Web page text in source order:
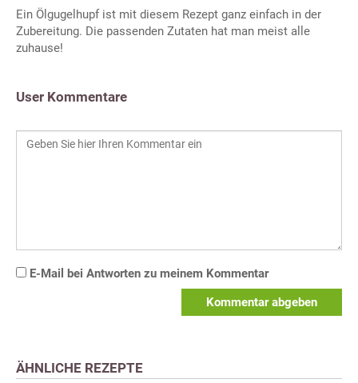
Ein Ölgugelhupf ist mit diesem Rezept ganz einfach in der
Zubereitung. Die passenden Zutaten hat man meist alle
zuhause!
User Kommentare
E-Mail bei Antworten zu meinem Kommentar
Kommentar abgeben
ÄHNLICHE REZEPTE